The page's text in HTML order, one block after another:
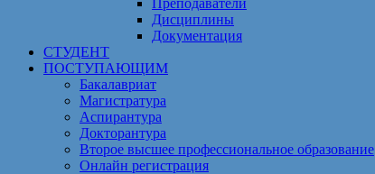
Преподаватели
Дисциплины
Документация
СТУДЕНТ
ПОСТУПАЮЩИМ
Бакалавриат
Магистратура
Аспирантура
Докторантура
Второе высшее профессиональное образование
Онлайн регистрация